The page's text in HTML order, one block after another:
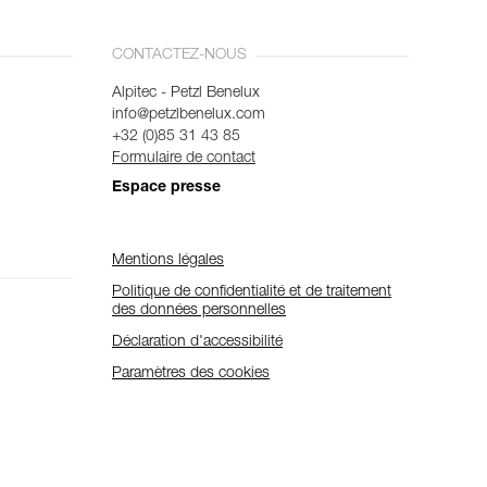
CONTACTEZ-NOUS
Alpitec - Petzl Benelux
info@petzlbenelux.com
+32 (0)85 31 43 85
Formulaire de contact
Espace presse
Mentions légales
Politique de confidentialité et de traitement
des données personnelles
Déclaration d'accessibilité
Paramètres des cookies